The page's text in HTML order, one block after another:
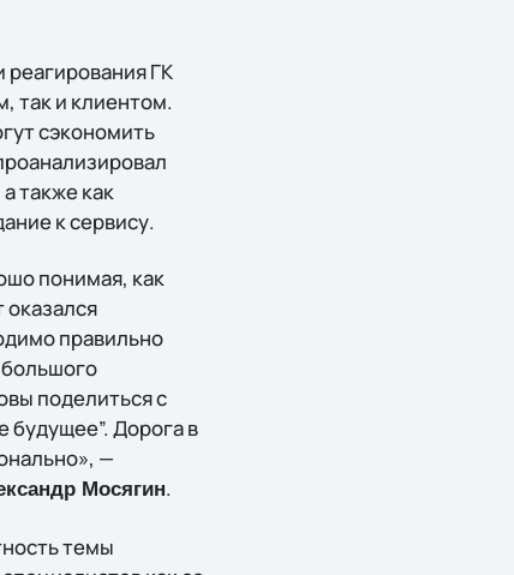
ГК
так и клиентом.
сэкономить
также как
к сервису.
понимая, как
оказался
правильно
поделиться с
Дорога в
—
Мосягин.
темы